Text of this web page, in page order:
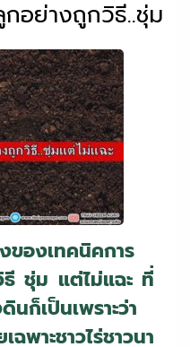
อย่างถูกวิธี..ชุ่ม
ของเทคนิคการ
ชุ่ม แต่ไม่แฉะ ที่
นก็เป็นเพราะว่า
ะชาวไร่ชาวนา